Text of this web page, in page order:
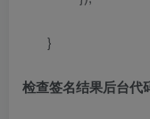
}
检查签名结果后台代